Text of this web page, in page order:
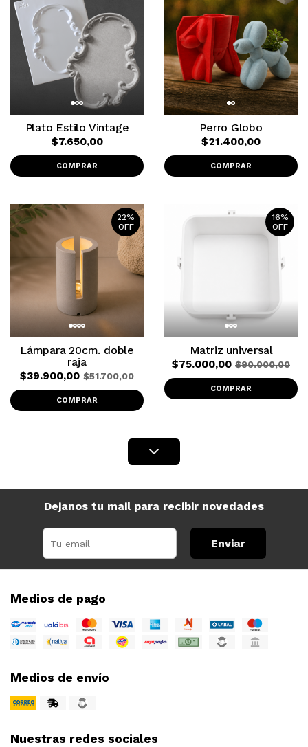
Plato Estilo Vintage
$7.650,00
COMPRAR
Perro Globo
$21.400,00
COMPRAR
22%
OFF
Lámpara 20cm. doble
raja
$39.900,00 $51.700,00
COMPRAR
16%
OFF
Matriz universal
$75.000,00 $90.000,00
COMPRAR
Dejanos tu mail para recibir novedades
Enviar
Medios de pago
Medios de envío
Nuestras redes sociales